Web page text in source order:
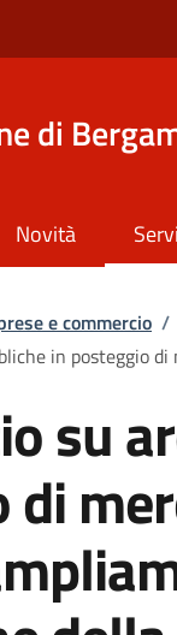
di
Novità
e commercio /
in posteggio
su
di